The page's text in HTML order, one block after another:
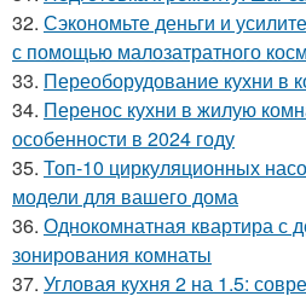
32. Сэкономьте деньги и
с помощью малозатратного
33. Переоборудование кухни в
34. Перенос кухни в жилую
особенности в 2024 году
35. Топ-10 циркуляционных
модели для вашего дома
36. Однокомнатная квартира с
зонирования комнаты
37. Угловая кухня 2 на 1.5: